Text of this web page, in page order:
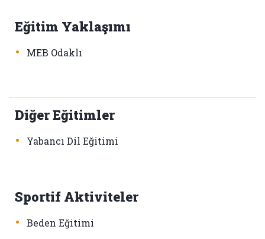
Eğitim Yaklaşımı
• MEB Odaklı
Diğer Eğitimler
• Yabancı Dil Eğitimi
Sportif Aktiviteler
• Beden Eğitimi